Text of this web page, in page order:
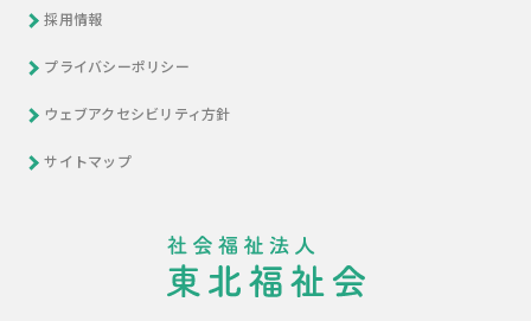
採用情報
プライバシーポリシー
ウェブアクセシビリティ方針
サイトマップ